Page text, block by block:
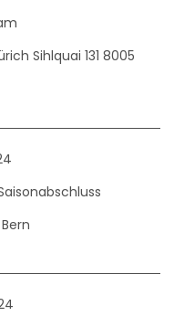
Sihlquai 131 8005